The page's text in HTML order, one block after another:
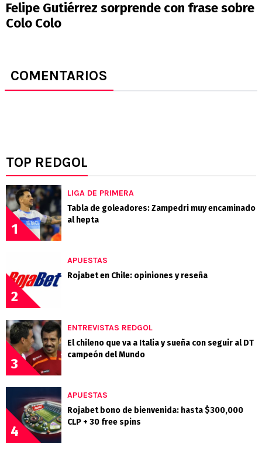
Felipe Gutiérrez sorprende con frase sobre
Colo Colo
COMENTARIOS
TOP REDGOL
1
LIGA DE PRIMERA
Tabla de goleadores: Zampedri muy encaminado
al hepta
2
APUESTAS
Rojabet en Chile: opiniones y reseña
3
ENTREVISTAS REDGOL
El chileno que va a Italia y sueña con seguir al DT
campeón del Mundo
4
APUESTAS
Rojabet bono de bienvenida: hasta $300,000
CLP + 30 free spins